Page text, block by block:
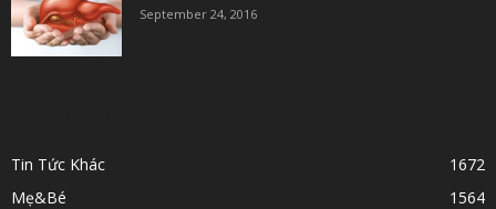
September 24, 2016
Tin Tức Khác
1672
Mẹ&Bé
1564